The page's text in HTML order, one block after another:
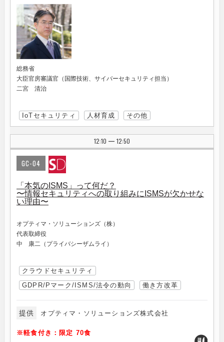
総務省
大臣官房審議官（国際技術、サイバーセキュリティ担当）
二宮 清治
IoTセキュリティ 人材育成 その他
12:10 | 12:50
GC-04
「本気のISMS」って何だ？
〜情報セキュリティへの取り組みにISMSが欠かせな
い理由〜
オプティマ・ソリューションズ（株）
代表取締役
中 康二（プライバシーザムライ）
クラウドセキュリティ
GDPR/Pマーク/ISMS/法令の動向
働き方改革
提供 オプティマ・ソリューションズ株式会社
※軽食付き：限定 70食